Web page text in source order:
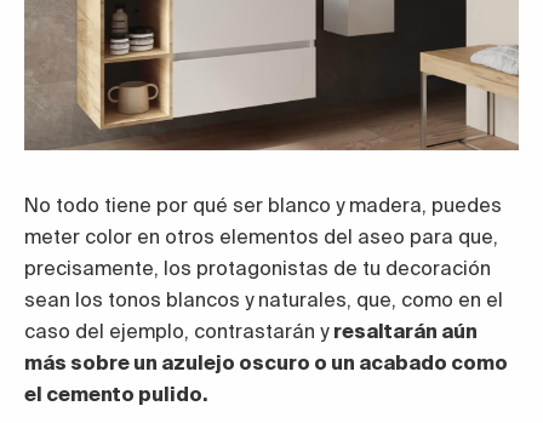
No todo tiene por qué ser blanco y madera, puedes
meter color en otros elementos del aseo para que,
precisamente, los protagonistas de tu decoración
sean los tonos blancos y naturales, que, como en el
caso del ejemplo, contrastarán y resaltarán aún
más sobre un azulejo oscuro o un acabado como
el cemento pulido.